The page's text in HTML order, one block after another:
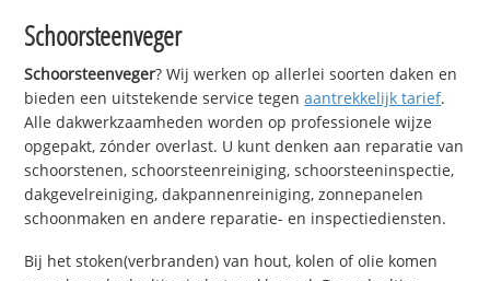
Schoorsteenveger
Schoorsteenveger? Wij werken op allerlei soorten daken en
bieden een uitstekende service tegenaantrekkelijk tarief.
Alle dakwerkzaamheden worden op professionele wijze
opgepakt, zónder overlast. U kunt denken aan reparatie van
schoorstenen, schoorsteenreiniging, schoorsteeninspectie,
dakgevelreiniging, dakpannenreiniging, zonnepanelen
schoonmaken en andere reparatie- en inspectiediensten.
Bij het stoken(verbranden) van hout, kolen of olie komen